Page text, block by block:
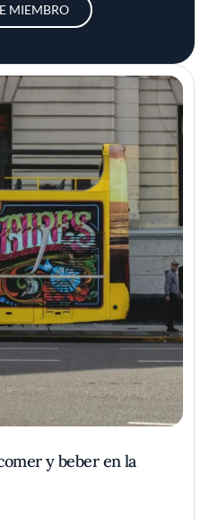
MIEMBRO
y beber en la